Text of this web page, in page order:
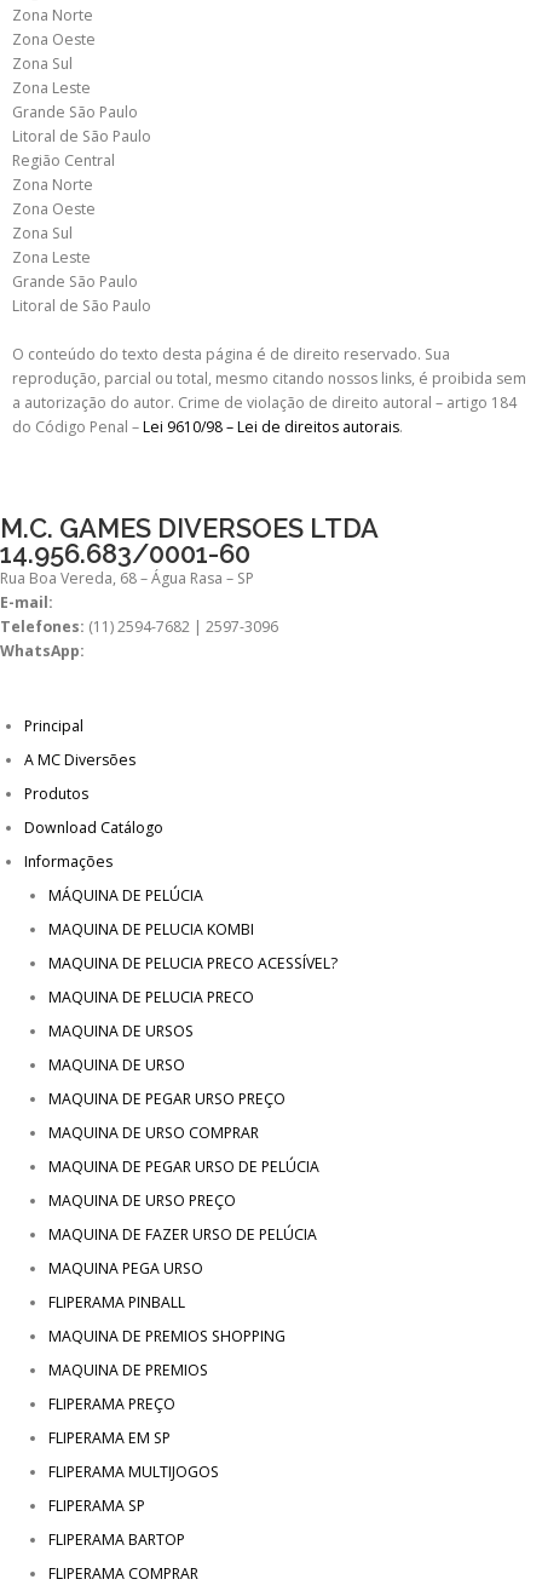
Zona Norte
Zona Oeste
Zona Sul
Zona Leste
Grande São Paulo
Litoral de São Paulo
Região Central
Zona Norte
Zona Oeste
Zona Sul
Zona Leste
Grande São Paulo
Litoral de São Paulo
O conteúdo do texto desta página é de direito reservado. Sua
reprodução, parcial ou total, mesmo citando nossos links, é proibida sem
a autorização do autor. Crime de violação de direito autoral – artigo 184
do Código Penal –Lei 9610/98 – Lei de direitos autorais.
M.C. GAMES DIVERSOES LTDA
14.956.683/0001-60
Rua Boa Vereda, 68 – Água Rasa – SP
E-mail:
Telefones: (11) 2594-7682 | 2597-3096
WhatsApp:
Principal
A MC Diversões
Produtos
Download Catálogo
Informações
MÁQUINA DE PELÚCIA
MAQUINA DE PELUCIA KOMBI
MAQUINA DE PELUCIA PRECO ACESSÍVEL?
MAQUINA DE PELUCIA PRECO
MAQUINA DE URSOS
MAQUINA DE URSO
MAQUINA DE PEGAR URSO PREÇO
MAQUINA DE URSO COMPRAR
MAQUINA DE PEGAR URSO DE PELÚCIA
MAQUINA DE URSO PREÇO
MAQUINA DE FAZER URSO DE PELÚCIA
MAQUINA PEGA URSO
FLIPERAMA PINBALL
MAQUINA DE PREMIOS SHOPPING
MAQUINA DE PREMIOS
FLIPERAMA PREÇO
FLIPERAMA EM SP
FLIPERAMA MULTIJOGOS
FLIPERAMA SP
FLIPERAMA BARTOP
FLIPERAMA COMPRAR